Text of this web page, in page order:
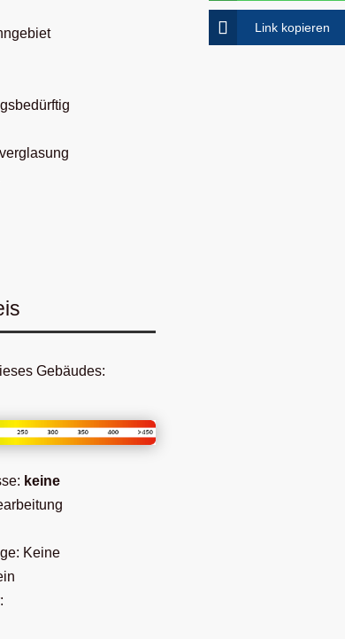
Gebäudes:
keine
Keine
Link kopieren